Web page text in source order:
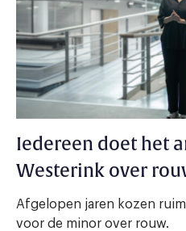
Iedereen doet het
Westerink over
Afgelopen jaren kozen
voor de minor over rouw.